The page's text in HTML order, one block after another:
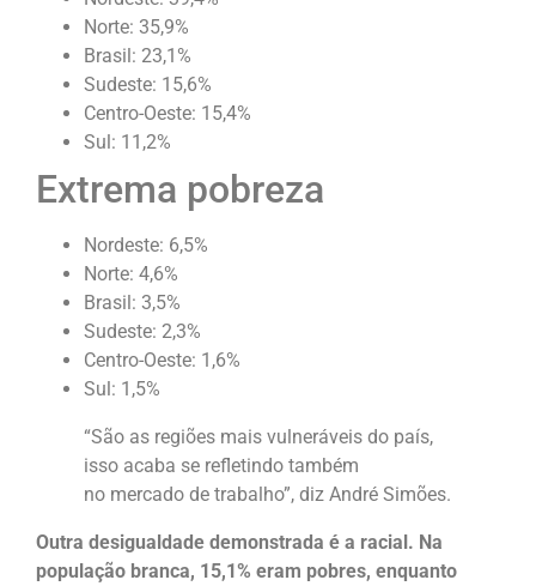
Norte: 35,9%
Brasil: 23,1%
Sudeste: 15,6%
Centro-Oeste: 15,4%
Sul: 11,2%
Extrema pobreza
Nordeste: 6,5%
Norte: 4,6%
Brasil: 3,5%
Sudeste: 2,3%
Centro-Oeste: 1,6%
Sul: 1,5%
“São as regiões mais vulneráveis do país,
isso acaba se refletindo também
no mercado de trabalho”, diz André Simões.
Outra desigualdade demonstrada é a racial. Na
população branca, 15,1% eram pobres, enquanto